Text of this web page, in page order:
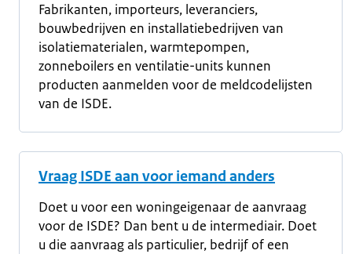
Fabrikanten, importeurs, leveranciers,
bouwbedrijven en installatiebedrijven van
isolatiematerialen, warmtepompen,
zonneboilers en ventilatie-units kunnen
producten aanmelden voor de meldcodelijsten
van de ISDE.
Vraag ISDE aan voor iemand anders
Doet u voor een woningeigenaar de aanvraag
voor de ISDE? Dan bent u de intermediair. Doet
u die aanvraag als particulier, bedrijf of een